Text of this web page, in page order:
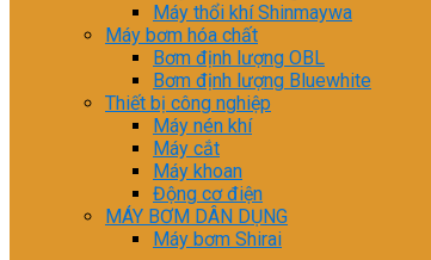
Máy thổi khí Shinmaywa
Máy bơm hóa chất
Bơm định lượng OBL
Bơm định lượng Bluewhite
Thiết bị công nghiệp
Máy nén khí
Máy cắt
Máy khoan
Động cơ điện
MÁY BƠM DÂN DỤNG
Máy bơm Shirai